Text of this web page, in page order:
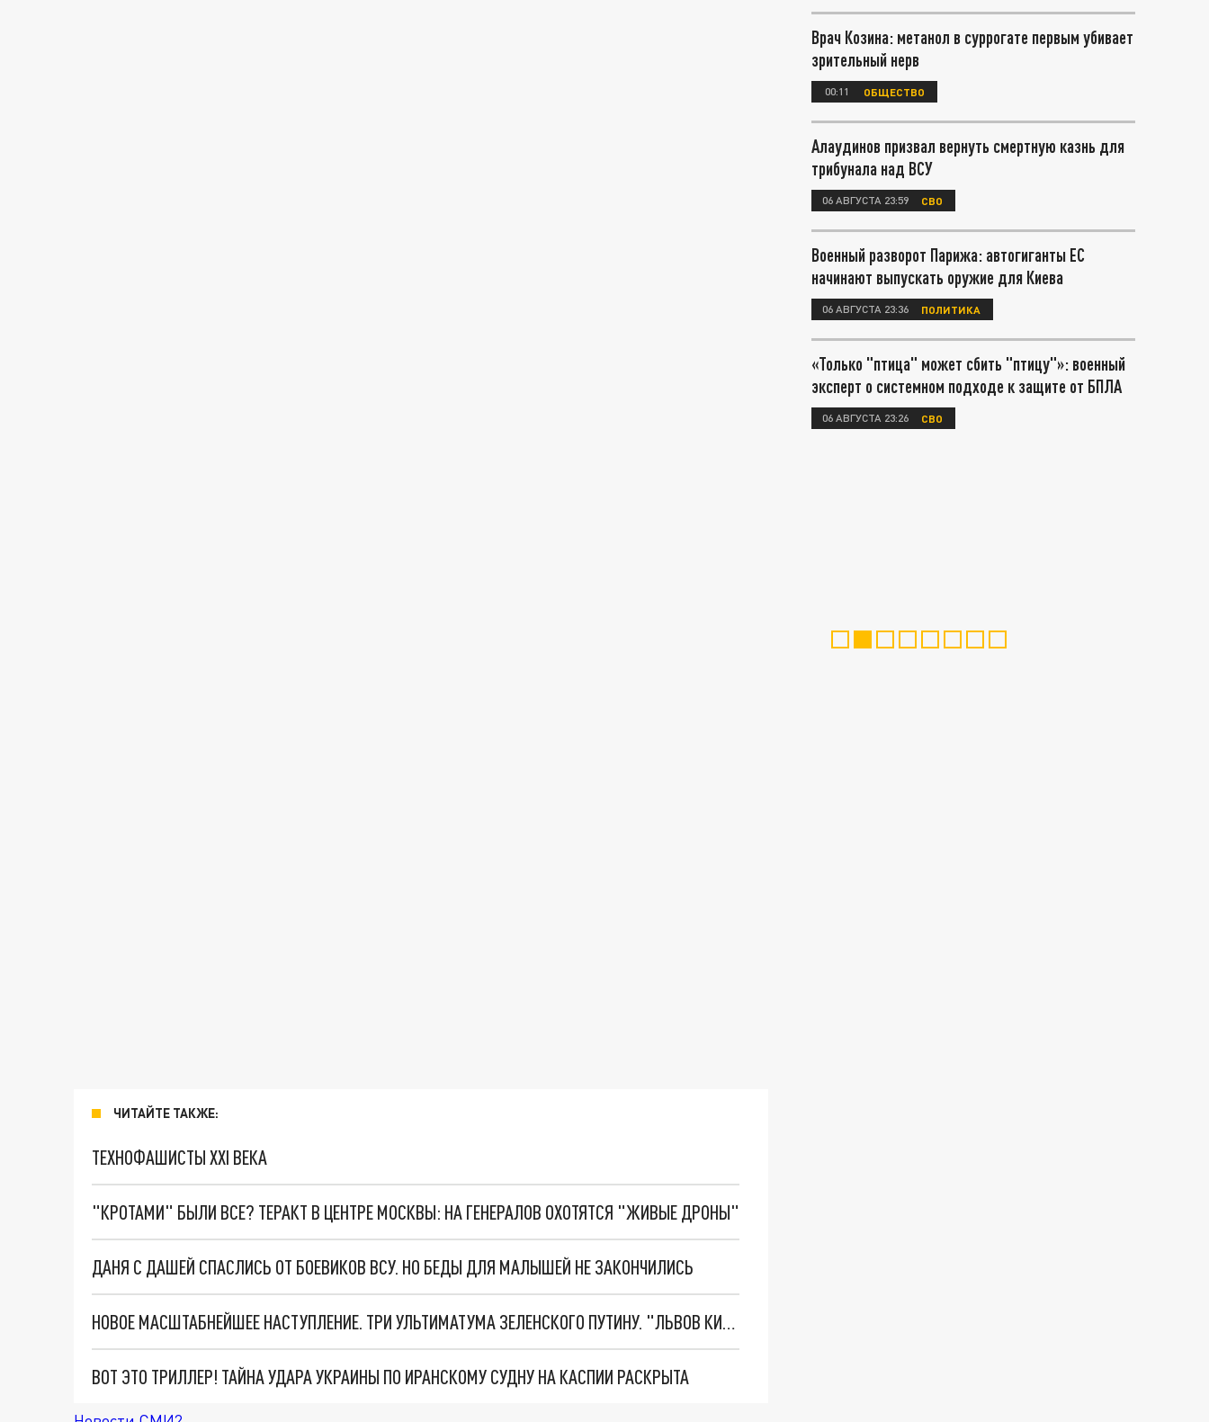
ЧИТАЙТЕ ТАКЖЕ:
ТЕХНОФАШИСТЫ XXI ВЕКА
"КРОТАМИ" БЫЛИ ВСЕ? ТЕРАКТ В ЦЕНТРЕ МОСКВЫ: НА ГЕНЕРАЛОВ ОХОТЯТСЯ "ЖИВЫЕ ДРОНЫ"
ДАНЯ С ДАШЕЙ СПАСЛИСЬ ОТ БОЕВИКОВ ВСУ. НО БЕДЫ ДЛЯ МАЛЫШЕЙ НЕ ЗАКОНЧИЛИСЬ
НОВОЕ МАСШТАБНЕЙШЕЕ НАСТУПЛЕНИЕ. ТРИ УЛЬТИМАТУМА ЗЕЛЕНСКОГО ПУТИНУ. "ЛЬВОВ КИМА" ПОСТАВЯТ НА ПВО? ГЛОБАЛЬНЫЙ ПРОРЫВ ПОД ЗАПОРОЖЬЕМ
ВОТ ЭТО ТРИЛЛЕР! ТАЙНА УДАРА УКРАИНЫ ПО ИРАНСКОМУ СУДНУ НА КАСПИИ РАСКРЫТА
Врач Козина: метанол в суррогате первым убивает
зрительный нерв
00:11 ОБЩЕСТВО
Алаудинов призвал вернуть смертную казнь для
трибунала над ВСУ
06 АВГУСТА 23:59 СВО
Военный разворот Парижа: автогиганты ЕС
начинают выпускать оружие для Киева
06 АВГУСТА 23:36 ПОЛИТИКА
«Только "птица" может сбить "птицу"»: военный
эксперт о системном подходе к защите от БПЛА
06 АВГУСТА 23:26 СВО